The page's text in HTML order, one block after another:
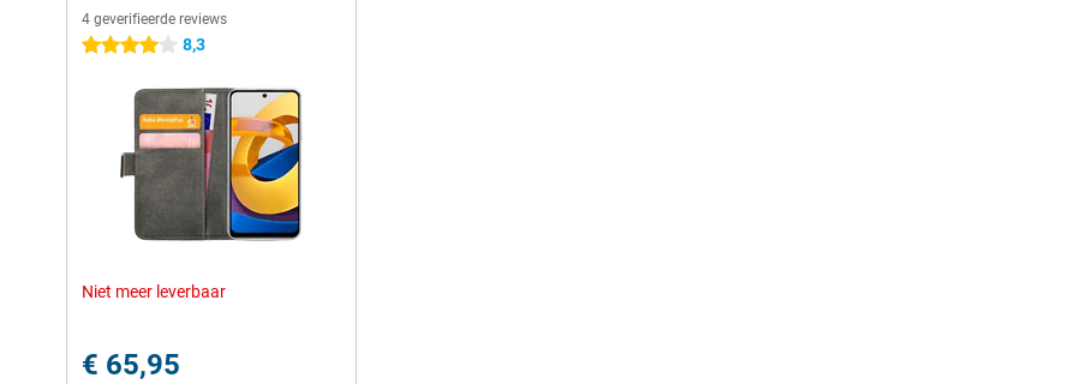
4 geverifieerde reviews
4 sterren 8,3
Niet meer leverbaar
€ 65,95